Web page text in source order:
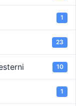
1
23
10
1